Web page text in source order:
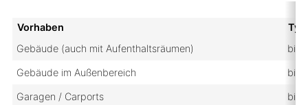
Vorhaben
Gebäude (auch mit Aufenthaltsräumen)
bis
Gebäude im Außenbereich bis
Garagen / Carports bis